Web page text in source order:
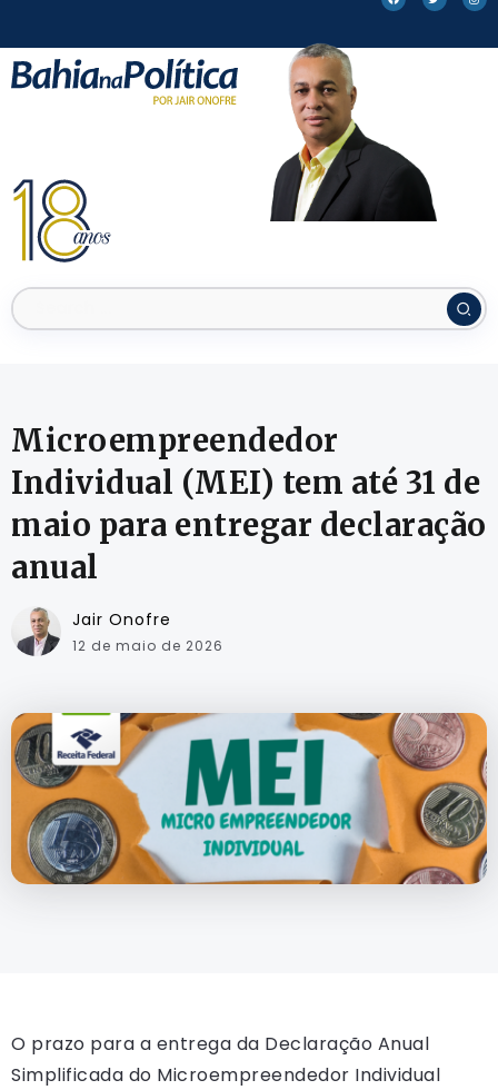
Microempreendedor
Individual (MEI) tem até 31 de
maio para entregar declaração
anual
Jair Onofre
12 de maio de 2026
O prazo para a entrega da Declaração Anual
Simplificada do Microempreendedor Individual